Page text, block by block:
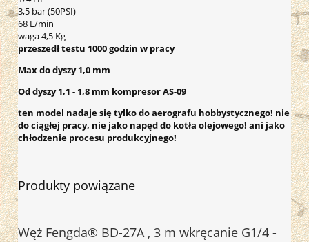
3,5 bar (50PSI)
68 L/min
waga 4,5 Kg
przeszedł testu 1000 godzin w pracy
Max do dyszy 1,0 mm
Od dyszy 1,1 - 1,8 mm kompresor AS-09
ten model nadaje się tylko do aerografu hobbystycznego! nie
do ciągłej pracy, nie jako napęd do kotła olejowego! ani jako
chłodzenie procesu produkcyjnego!
Produkty powiązane
Węż Fengda® BD-27A , 3 m wkręcanie G1/4 -